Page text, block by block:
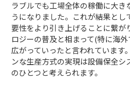
ラブルでも工場全体の稼働に大き
うになりました。これが結果と
要性をより引き上げることに繋が
ロジーの普及と相まって(特に海
広がっていったと言われています
ンな生産方式の実現は設備保全シ
のひとつと考えられます。